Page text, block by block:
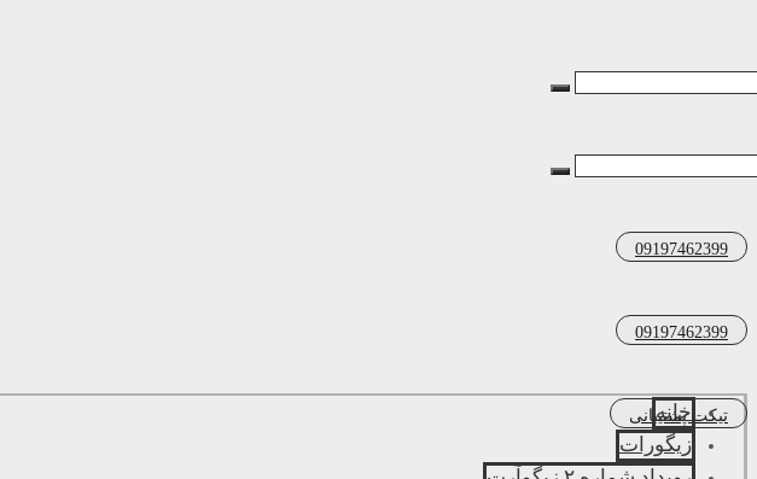
09197462399
09197462399
تیکت پشتیبانی
خانه
زیگورات